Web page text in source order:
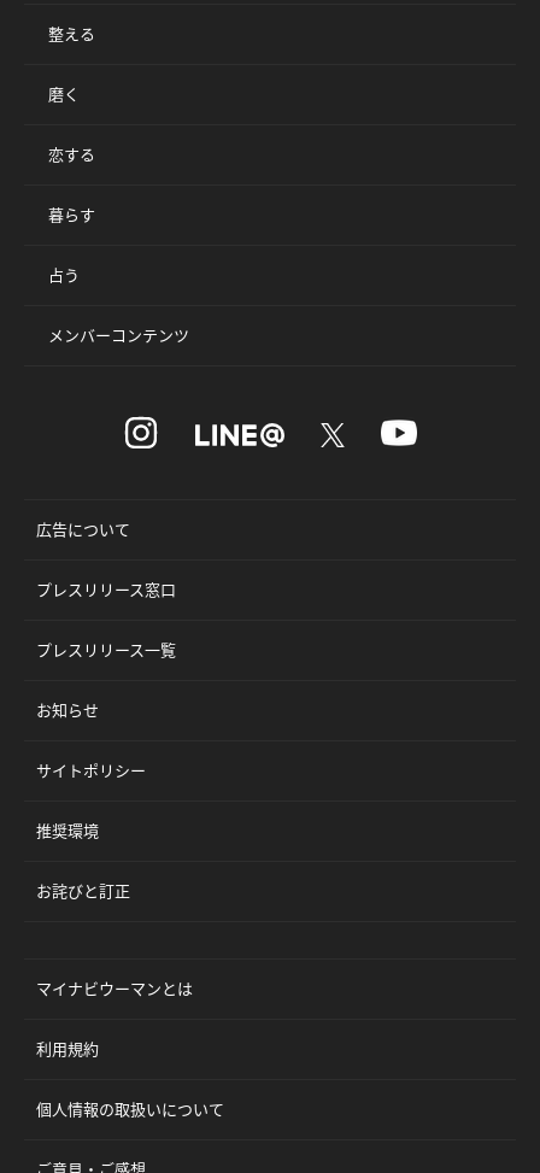
整える
磨く
恋する
暮らす
占う
メンバーコンテンツ
広告について
プレスリリース窓口
プレスリリース一覧
お知らせ
サイトポリシー
推奨環境
お詫びと訂正
マイナビウーマンとは
利用規約
個人情報の取扱いについて